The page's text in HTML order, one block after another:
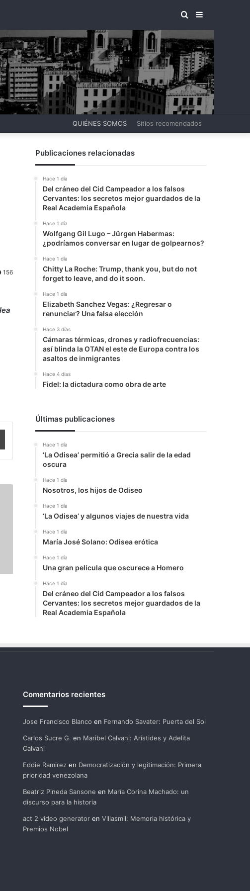
BARRA
LATERAL
BUSCAR
POR
QUIÉNES SOMOS Sitios recomendados
156
Imprimir
Publicaciones relacionadas
Hace 1 día
Del cráneo del Cid Campeador a los falsos
Cervantes: los secretos mejor guardados de la
Real Academia Española
Hace 1 día
Wolfgang Gil Lugo – Jürgen Habermas:
¿podríamos conversar en lugar de golpearnos?
Hace 1 día
Chitty La Roche: Trump, thank you, but do not
forget to leave, and do it soon.
Hace 1 día
Elizabeth Sanchez Vegas: ¿Regresar o
renunciar? Una falsa elección
Hace 3 días
Cámaras térmicas, drones y radiofrecuencias:
así blinda la OTAN el este de Europa contra los
asaltos de inmigrantes
Hace 4 días
Fidel: la dictadura como obra de arte
Últimas publicaciones
Hace 1 día
‘La Odisea’ permitió a Grecia salir de la edad
oscura
Hace 1 día
Nosotros, los hijos de Odiseo
Hace 1 día
‘La Odisea’ y algunos viajes de nuestra vida
Hace 1 día
María José Solano: Odisea erótica
Hace 1 día
Una gran película que oscurece a Homero
Hace 1 día
Del cráneo del Cid Campeador a los falsos
Cervantes: los secretos mejor guardados de la
Real Academia Española
Comentarios recientes
Jose Francisco Blanco en Fernando Savater: Puerta del Sol
Carlos Sucre G. en Maribel Calvani: Arístides y Adelita
Calvani
Eddie Ramirezen Democratización y legitimación: Primera
prioridad venezolana
Beatriz Pineda Sansone en María Corina Machado: un
discurso para la historia
act 2 video generatoren Villasmil: Memoria histórica y
Premios Nobel